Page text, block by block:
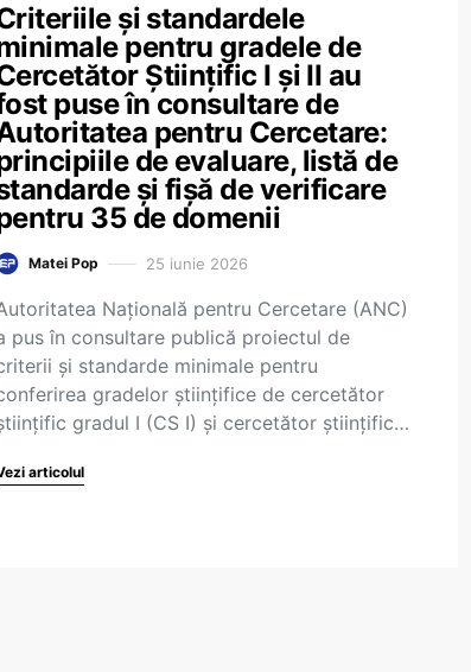
și standardele
pentru gradele de
Științific I și II au
puse în consultare de
pentru Cercetare:
de evaluare, listă de
și fișă de verificare
35 de domenii
Matei Pop 25 iunie 2026
Națională pentru Cercetare (ANC)
pus în consultare publică proiectul de
și standarde minimale pentru
gradelor științifice de cercetător
gradul I (CS I) și cercetător științific…
articolul